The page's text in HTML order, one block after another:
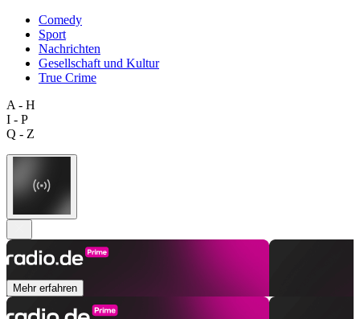
Comedy
Sport
Nachrichten
Gesellschaft und Kultur
True Crime
A - H
I - P
Q - Z
Mehr erfahren